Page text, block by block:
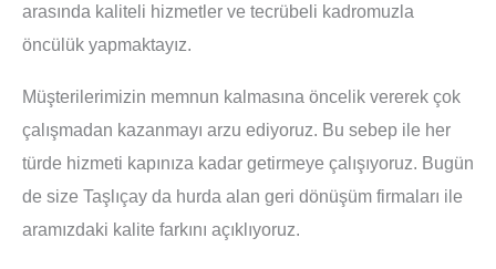
arasında kaliteli hizmetler ve tecrübeli kadromuzla
öncülük yapmaktayız.
Müşterilerimizin memnun kalmasına öncelik vererek çok
çalışmadan kazanmayı arzu ediyoruz. Bu sebep ile her
türde hizmeti kapınıza kadar getirmeye çalışıyoruz. Bugün
de size Taşlıçay da hurda alan geri dönüşüm firmaları ile
aramızdaki kalite farkını açıklıyoruz.